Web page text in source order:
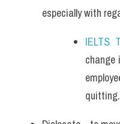
especially with
IELTS
change
quitting.